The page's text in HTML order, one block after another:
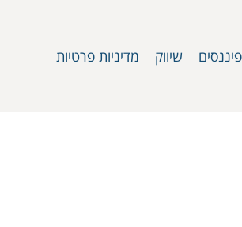
פיננסים שיווק מדיניות פרטיות